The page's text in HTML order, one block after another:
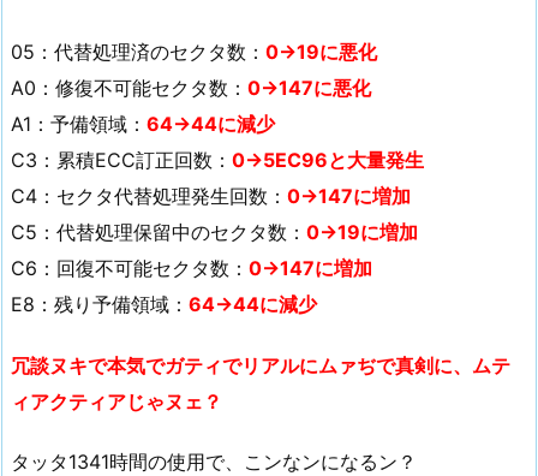
05：代替処理済のセクタ数： 0→19に悪化
A0：修復不可能セクタ数： 0→147に悪化
A1：予備領域： 64→44に減少
C3：累積ECC訂正回数： 0→5EC96と大量発生
C4：セクタ代替処理発生回数： 0→147に増加
C5：代替処理保留中のセクタ数： 0→19に増加
C6：回復不可能セクタ数： 0→147に増加
E8：残り予備領域： 64→44に減少
冗談ヌキで本気でガティでリアルにムァぢで真剣に、ムテ
ィアクティアじゃヌェ？
タッタ1341時間の使用で、こンなンになるン？